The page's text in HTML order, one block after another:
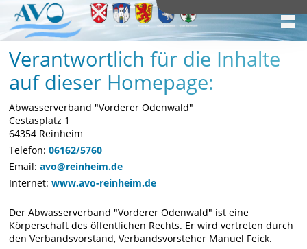
Verantwortlich für die Inhalte
auf dieser Homepage:
Abwasserverband "Vorderer Odenwald"
Cestasplatz 1
64354 Reinheim
Telefon:06162/5760
Email:avo@reinheim.de
Internet:www.avo-reinheim.de
Der Abwasserverband "Vorderer Odenwald" ist eine
Körperschaft des öffentlichen Rechts. Er wird vertreten durch
den Verbandsvorstand, Verbandsvorsteher Manuel Feick.